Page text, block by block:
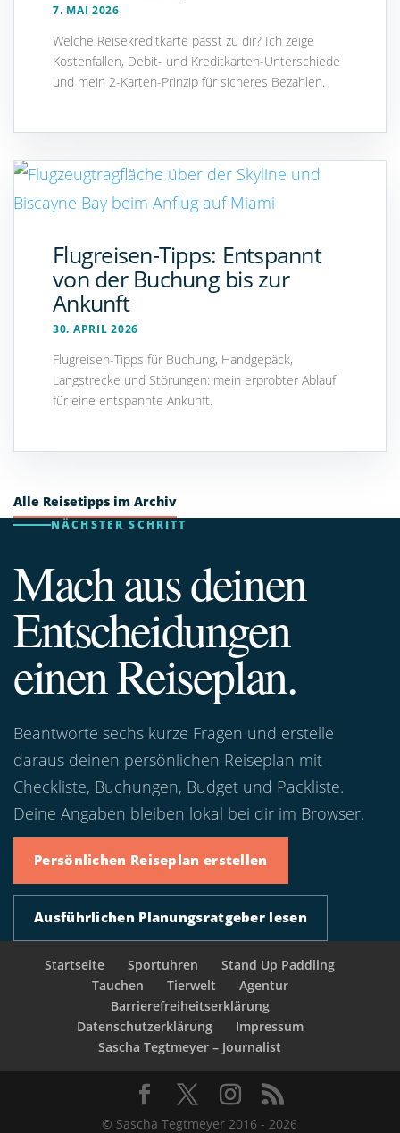
7. MAI 2026
Welche Reisekreditkarte passt zu dir? Ich zeige
Kostenfallen, Debit- und Kreditkarten-Unterschiede
und mein 2-Karten-Prinzip für sicheres Bezahlen.
Flugreisen-Tipps: Entspannt
von der Buchung bis zur
Ankunft
30. APRIL 2026
Flugreisen-Tipps für Buchung, Handgepäck,
Langstrecke und Störungen: mein erprobter Ablauf
für eine entspannte Ankunft.
Alle Reisetipps im Archiv
NÄCHSTER SCHRITT
Mach aus deinen
Entscheidungen
einen Reiseplan.
Beantworte sechs kurze Fragen und erstelle
daraus deinen persönlichen Reiseplan mit
Checkliste, Buchungen, Budget und Packliste.
Deine Angaben bleiben lokal bei dir im Browser.
Persönlichen Reiseplan erstellen
Ausführlichen Planungsratgeber lesen
Startseite Sportuhren
Stand Up Paddling
Tauchen
Tierwelt
Agentur
Barrierefreiheitserklärung
Datenschutzerklärung
Impressum
Sascha Tegtmeyer – Journalist
© Sascha Tegtmeyer 2016 - 2026